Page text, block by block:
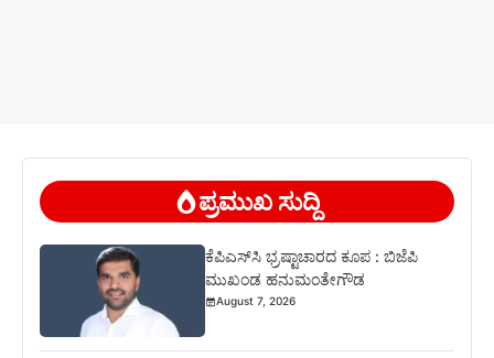
ಪ್ರಮುಖ ಸುದ್ದಿ
ಕೆಪಿಎಸ್‍ಸಿ ಭ್ರಷ್ಟಾಚಾರದ ಕೂಪ : ಬಿಜೆಪಿ
ಮುಖಂಡ ಹನುಮಂತೇಗೌಡ
August 7, 2026